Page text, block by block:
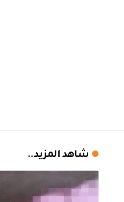
شاهد المزيد..